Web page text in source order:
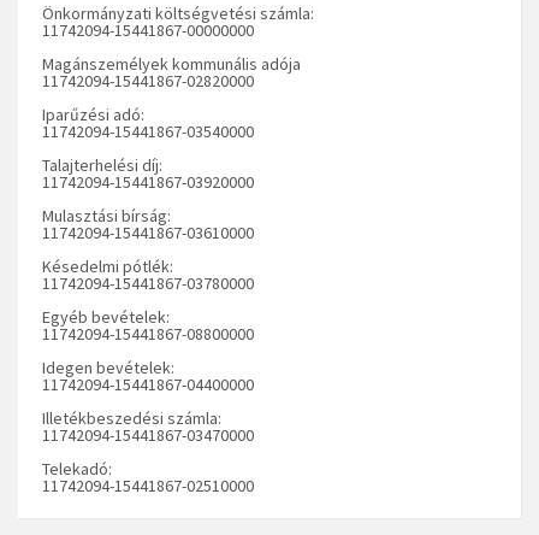
Önkormányzati költségvetési számla:
11742094-15441867-00000000
Magánszemélyek kommunális adója
11742094-15441867-02820000
Iparűzési adó:
11742094-15441867-03540000
Talajterhelési díj:
11742094-15441867-03920000
Mulasztási bírság:
11742094-15441867-03610000
Késedelmi pótlék:
11742094-15441867-03780000
Egyéb bevételek:
11742094-15441867-08800000
Idegen bevételek:
11742094-15441867-04400000
Illetékbeszedési számla:
11742094-15441867-03470000
Telekadó:
11742094-15441867-02510000